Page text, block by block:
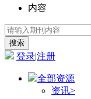
内容
登录|注册
全部资源
资讯>